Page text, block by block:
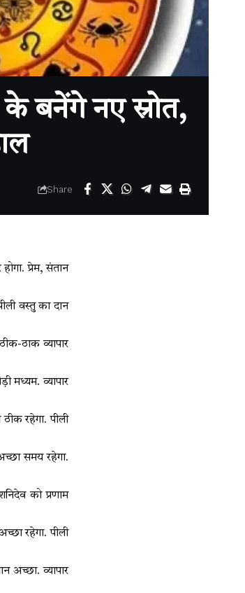
बनेंगे नए स्रोत,
Share
प्रेम, संतान
वस्तु का दान
ठाक व्यापार
मध्यम. व्यापार
रहेगा. पीली
समय रहेगा.
को प्रणाम
रहेगा. पीली
अच्छा. व्यापार